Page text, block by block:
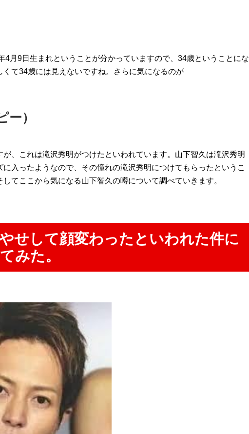
4月9日生まれということが分かっていますので、34歳ということにな
くて34歳には見えないですね。さらに気になるのが
ー）
が、これは滝沢秀明がつけたといわれています。山下智久は滝沢秀明
入ったようなので、その憧れの滝沢秀明につけてもらったというこ
てここから気になる山下智久の噂について調べていきます。
せして顔変わったといわれた件に
みた。